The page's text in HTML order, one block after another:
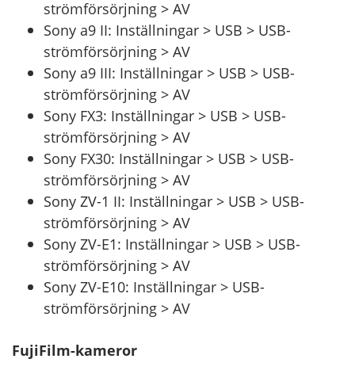
strömförsörjning > AV
Sony a9 II: Inställningar > USB > USB-
strömförsörjning > AV
Sony a9 III: Inställningar > USB > USB-
strömförsörjning > AV
Sony FX3: Inställningar > USB > USB-
strömförsörjning > AV
Sony FX30: Inställningar > USB > USB-
strömförsörjning > AV
Sony ZV-1 II: Inställningar > USB > USB-
strömförsörjning > AV
Sony ZV-E1: Inställningar > USB > USB-
strömförsörjning > AV
Sony ZV-E10: Inställningar > USB-
strömförsörjning > AV
FujiFilm-kameror